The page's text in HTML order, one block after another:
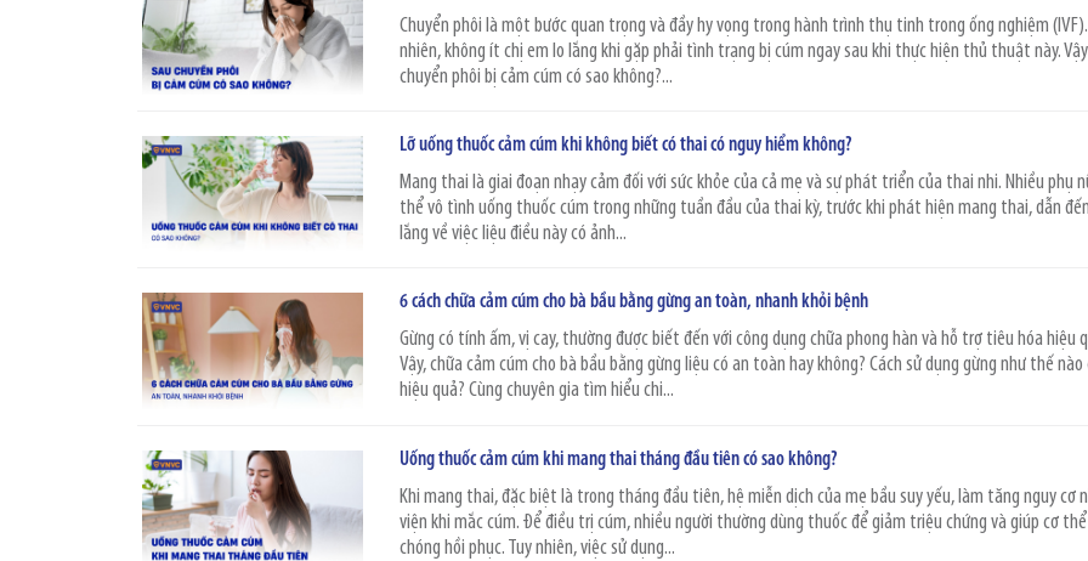
Chuyển phôi là một bước quan trọng và đầy hy vọng trong hành trình thụ tinh trong ống nghiệm
nhiên, không ít chị em lo lắng khi gặp phải tình trạng bị cúm ngay sau khi thực hiện thủ thuật này.
chuyển phôi bị cảm cúm có sao không?...
Lỡ uống thuốc cảm cúm khi không biết có thai có nguy hiểm không?
Mang thai là giai đoạn nhạy cảm đối với sức khỏe của cả mẹ và sự phát triển của thai nhi. Nhiều phụ
thể vô tình uống thuốc cúm trong những tuần đầu của thai kỳ, trước khi phát hiện mang thai, dẫn
lắng về việc liệu điều này có ảnh...
6 cách chữa cảm cúm cho bà bầu bằng gừng an toàn, nhanh khỏi bệnh
Gừng có tính ấm, vị cay, thường được biết đến với công dụng chữa phong hàn và hỗ trợ tiêu hóa hiệu
Vậy, chữa cảm cúm cho bà bầu bằng gừng liệu có an toàn hay không? Cách sử dụng gừng như thế nào
hiệu quả? Cùng chuyên gia tìm hiểu chi...
Uống thuốc cảm cúm khi mang thai tháng đầu tiên có sao không?
Khi mang thai, đặc biệt là trong tháng đầu tiên, hệ miễn dịch của mẹ bầu suy yếu, làm tăng nguy cơ
viện khi mắc cúm. Để điều trị cúm, nhiều người thường dùng thuốc để giảm triệu chứng và giúp cơ
chóng hồi phục. Tuy nhiên, việc sử dụng...